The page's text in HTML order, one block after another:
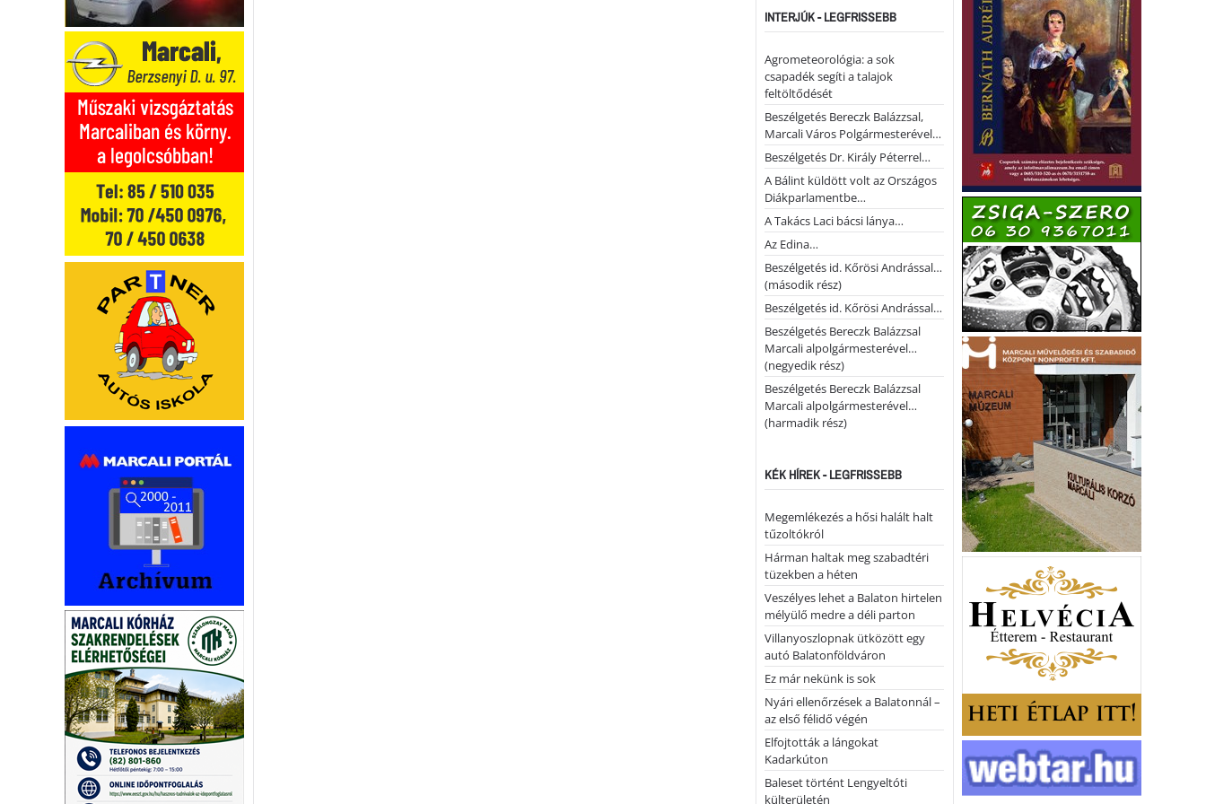
INTERJÚK - LEGFRISSEBB
Agrometeorológia: a sok
csapadék segíti a talajok
feltöltődését
Beszélgetés Bereczk Balázzsal,
Marcali Város Polgármesterével…
Beszélgetés Dr. Király Péterrel…
A Bálint küldött volt az Országos
Diákparlamentbe…
A Takács Laci bácsi lánya…
Az Edina…
Beszélgetés id. Kőrösi Andrással…
(második rész)
Beszélgetés id. Kőrösi Andrással…
Beszélgetés Bereczk Balázzsal
Marcali alpolgármesterével…
(negyedik rész)
Beszélgetés Bereczk Balázzsal
Marcali alpolgármesterével…
(harmadik rész)
KÉK HÍREK - LEGFRISSEBB
Megemlékezés a hősi halált halt
tűzoltókról
Hárman haltak meg szabadtéri
tüzekben a héten
Veszélyes lehet a Balaton hirtelen
mélyülő medre a déli parton
Villanyoszlopnak ütközött egy
autó Balatonföldváron
Ez már nekünk is sok
Nyári ellenőrzések a Balatonnál –
az első félidő végén
Elfojtották a lángokat
Kadarkúton
Baleset történt Lengyeltóti
külterületén